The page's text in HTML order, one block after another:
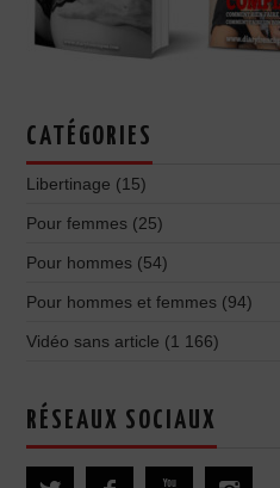
CATÉGORIES
Libertinage (15)
Pour femmes (25)
Pour hommes (54)
Pour hommes et femmes (94)
Vidéo sans article (1 166)
RÉSEAUX SOCIAUX